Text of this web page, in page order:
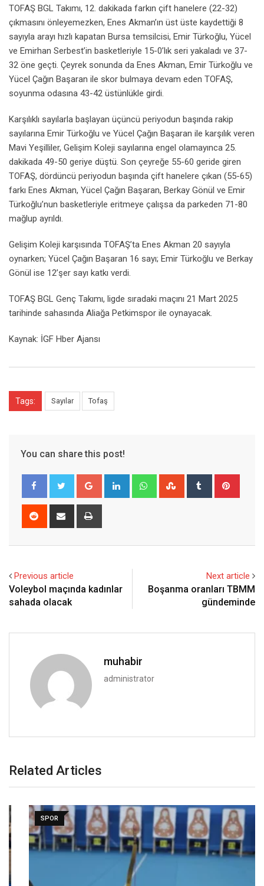
TOFAŞ BGL Takımı, 12. dakikada farkın çift hanelere (22-32)
çıkmasını önleyemezken, Enes Akman’ın üst üste kaydettiği 8
sayıyla arayı hızlı kapatan Bursa temsilcisi, Emir Türkoğlu, Yücel
ve Emirhan Serbest’in basketleriyle 15-0’lık seri yakaladı ve 37-
32 öne geçti. Çeyrek sonunda da Enes Akman, Emir Türkoğlu ve
Yücel Çağın Başaran ile skor bulmaya devam eden TOFAŞ,
soyunma odasına 43-42 üstünlükle girdi.
Karşılıklı sayılarla başlayan üçüncü periyodun başında rakip
sayılarına Emir Türkoğlu ve Yücel Çağın Başaran ile karşılık veren
Mavi Yeşilliler, Gelişim Koleji sayılarına engel olamayınca 25.
dakikada 49-50 geriye düştü. Son çeyreğe 55-60 geride giren
TOFAŞ, dördüncü periyodun başında çift hanelere çıkan (55-65)
farkı Enes Akman, Yücel Çağın Başaran, Berkay Gönül ve Emir
Türkoğlu’nun basketleriyle eritmeye çalışsa da parkeden 71-80
mağlup ayrıldı.
Gelişim Koleji karşısında TOFAŞ’ta Enes Akman 20 sayıyla
oynarken; Yücel Çağın Başaran 16 sayı; Emir Türkoğlu ve Berkay
Gönül ise 12’şer sayı katkı verdi.
TOFAŞ BGL Genç Takımı, ligde sıradaki maçını 21 Mart 2025
tarihinde sahasında Aliağa Petkimspor ile oynayacak.
Kaynak: İGF Hber Ajansı
Tags: Sayılar Tofaş
You can share this post!
Google+ LinkedIn WhatsappStumbleUpon
Tumblr
Reddit
Share
Previous article
Voleybol maçında kadınlar
sahada olacak
Next article
Boşanma oranları TBMM
gündeminde
muhabir
administrator
Related Articles
SPOR